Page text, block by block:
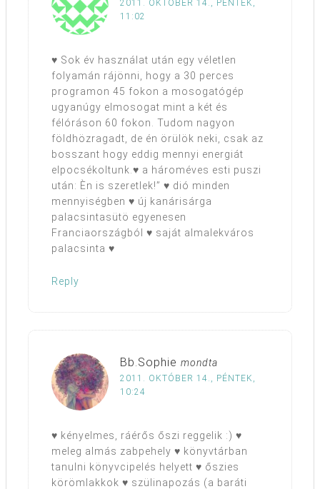
2011. OKTÓBER 14., PÉNTEK,
11:02
♥ Sok év használat után egy véletlen
folyamán rájönni, hogy a 30 perces
programon 45 fokon a mosogatógép
ugyanúgy elmosogat mint a két és
félóráson 60 fokon. Tudom nagyon
földhözragadt, de én örülök neki, csak az
bosszant hogy eddig mennyi energiát
elpocsékoltunk.♥ a hároméves esti puszi
után: Èn is szeretlek!” ♥ dió minden
mennyiségben ♥ új kanárisárga
palacsintasütö egyenesen
Franciaországból ♥ saját almalekváros
palacsinta ♥
Reply
Bb.Sophie mondta
2011. OKTÓBER 14., PÉNTEK,
10:24
♥ kényelmes, ráérős őszi reggelik :) ♥
meleg almás zabpehely ♥ könyvtárban
tanulni könyvcipelés helyett ♥ őszies
körömlakkok ♥ szülinapozás (a baráti